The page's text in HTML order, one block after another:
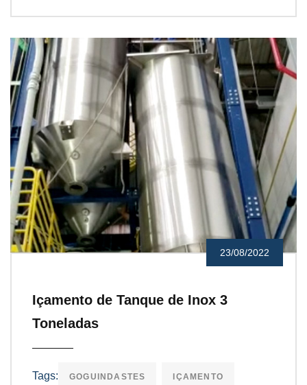
23/08/2022
Içamento de Tanque de Inox 3
Toneladas
Tags: GOGUINDASTES IÇAMENTO